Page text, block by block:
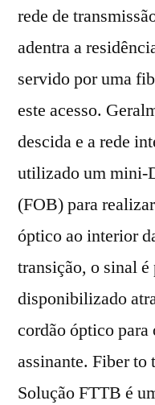
rede de
adentra a
servido por uma
este acesso.
descida e a rede
utilizado um mini-
(FOB) para
óptico ao interior
transição, o sinal
disponibilizado
cordão óptico para
assinante. Fiber
Solução FTTB é